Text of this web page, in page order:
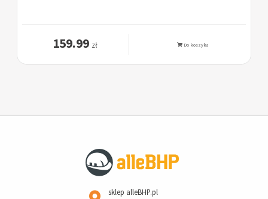
159.99 zł Do koszyka
sklep alleBHP.pl